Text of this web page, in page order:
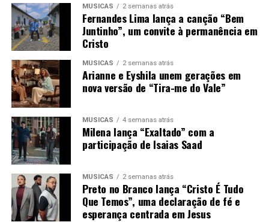
MÚSICAS 2 semanas atrás
Fernandes Lima lança a canção “Bem
Juntinho”, um convite à permanência em
Cristo
MÚSICAS 2 semanas atrás
Arianne e Eyshila unem gerações em
nova versão de “Tira-me do Vale”
MÚSICAS 4 semanas atrás
Milena lança “Exaltado” com a
participação de Isaias Saad
MÚSICAS 2 semanas atrás
Preto no Branco lança “Cristo É Tudo
Que Temos”, uma declaração de fé e
esperança centrada em Jesus